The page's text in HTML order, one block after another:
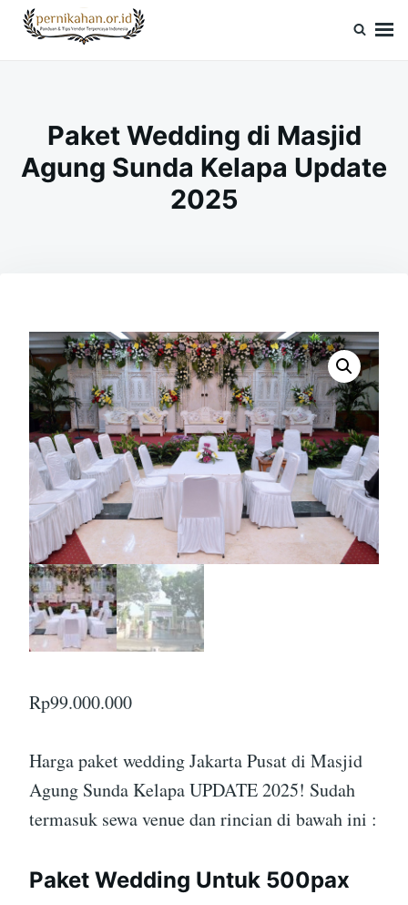
SkipSearch
for:
Paket Wedding di Masjid
Agung Sunda Kelapa Update
2025
Rp99.000.000
Harga paket wedding Jakarta Pusat di Masjid
Agung Sunda Kelapa UPDATE 2025! Sudah
termasuk sewa venue dan rincian di bawah ini :
Paket Wedding Untuk 500pax